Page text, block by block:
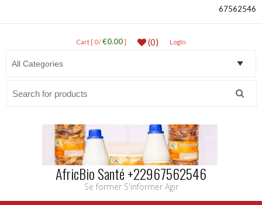
67562546
Cart [ 0 /€0.00] (0) LogIn
AfricBio Santé +22967562546
Se former S'informer Agir